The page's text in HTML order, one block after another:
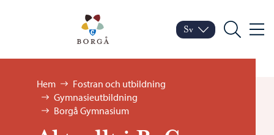
Porvoo – Gå till
Byt språk
Nuvarande språk:
Sv
Sök Meny
Bläddra:
Hem
Fostran och utbildning
Gymnasieutbildning
Borgå Gymnasium